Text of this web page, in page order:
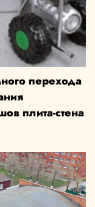
перехода
плита-стена